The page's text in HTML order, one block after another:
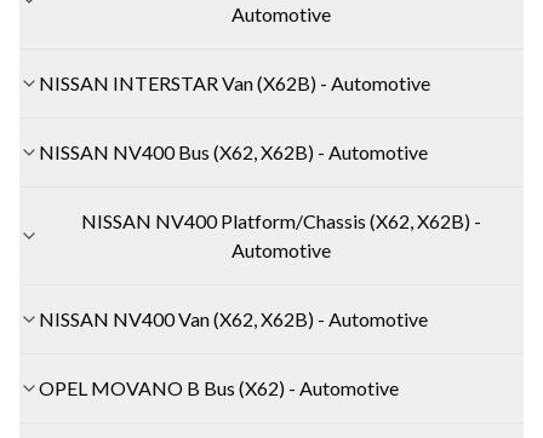
Automotive
NISSAN INTERSTAR Van (X62B) - Automotive
NISSAN NV400 Bus (X62, X62B) - Automotive
NISSAN NV400 Platform/Chassis (X62, X62B) -
Automotive
NISSAN NV400 Van (X62, X62B) - Automotive
OPEL MOVANO B Bus (X62) - Automotive